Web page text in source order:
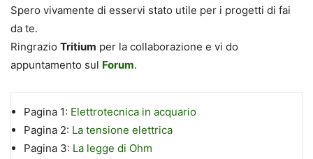
Spero vivamente di esservi stato utile per i progetti di fai
da te.
Ringrazio Tritium per la collaborazione e vi do
appuntamento sul Forum.
Pagina 1: Elettrotecnica in acquario
Pagina 2: La tensione elettrica
Pagina 3: La legge di Ohm